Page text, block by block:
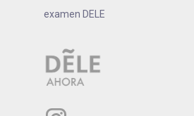
examen DELE